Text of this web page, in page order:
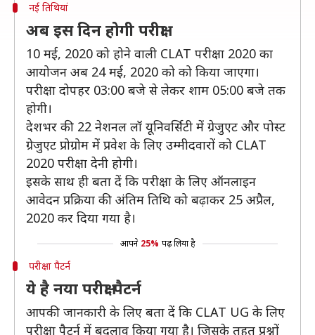
नई तिथियां
अब इस दिन होगी परीक्षा
10 मई, 2020 को होने वाली CLAT परीक्षा 2020 का
आयोजन अब 24 मई, 2020 को को किया जाएगा।
परीक्षा दोपहर 03:00 बजे से लेकर शाम 05:00 बजे तक
होगी।
देशभर की 22 नेशनल लॉ यूनिवर्सिटी में ग्रेजुएट और पोस्ट
ग्रेजुएट प्रोग्रोम में प्रवेश के लिए उम्मीदवारों को CLAT
2020 परीक्षा देनी होगी।
इसके साथ ही बता दें कि परीक्षा के लिए ऑनलाइन
आवेदन प्रक्रिया की अंतिम तिथि को बढ़ाकर 25 अप्रैल,
2020 कर दिया गया है।
आपने 25% पढ़ लिया है
परीक्षा पैटर्न
ये है नया परीक्षा पैटर्न
आपकी जानकारी के लिए बता दें कि CLAT UG के लिए
परीक्षा पैटर्न में बदलाव किया गया है। जिसके तहत प्रश्नों